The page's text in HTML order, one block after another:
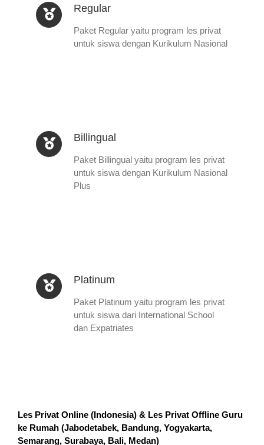
Regular
Paket Regular yaitu program les privat
untuk siswa dengan Kurikulum Nasional
Billingual
Paket Billingual yaitu program les privat
untuk siswa dengan Kurikulum Nasional
Plus
Platinum
Paket Platinum yaitu program les privat
untuk siswa dari International School
dan Expatriates
Les Privat Online (Indonesia) & Les Privat Offline Guru
ke Rumah (Jabodetabek, Bandung, Yogyakarta,
Semarang, Surabaya, Bali, Medan)